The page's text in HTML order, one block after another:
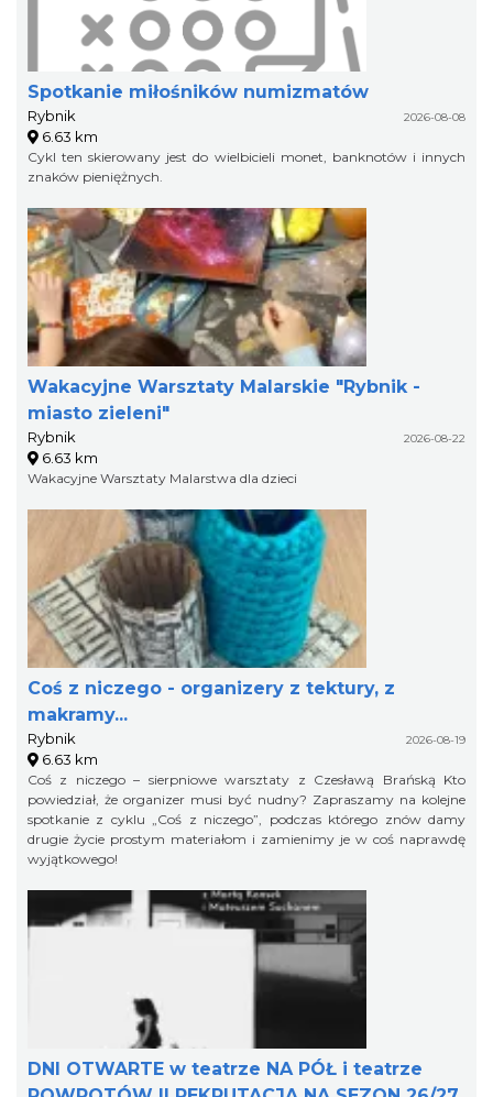
Spotkanie miłośników numizmatów
Rybnik 2026-08-08
6.63 km
Cykl ten skierowany jest do wielbicieli monet, banknotów i innych
znaków pieniężnych.
Wakacyjne Warsztaty Malarskie "Rybnik -
miasto zieleni"
Rybnik 2026-08-22
6.63 km
Wakacyjne Warsztaty Malarstwa dla dzieci
Coś z niczego - organizery z tektury, z
makramy...
Rybnik 2026-08-19
6.63 km
Coś z niczego – sierpniowe warsztaty z Czesławą Brańską Kto
powiedział, że organizer musi być nudny? Zapraszamy na kolejne
spotkanie z cyklu „Coś z niczego”, podczas którego znów damy
drugie życie prostym materiałom i zamienimy je w coś naprawdę
wyjątkowego!
DNI OTWARTE w teatrze NA PÓŁ i teatrze